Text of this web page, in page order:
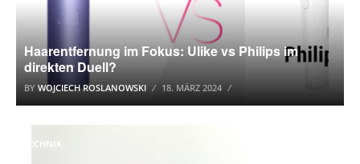
Haarentfernung im Fokus: Ulike vs Philips im
direkten Duell?
BY WOJCIECH ROSLANOWSKI 18. MÄRZ 2024
TECHNIK